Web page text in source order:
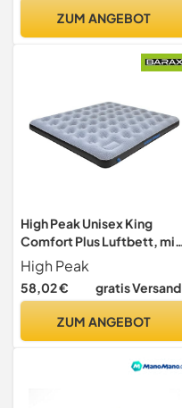
ZUM ANGEBOT
High Peak Unisex King
Comfort Plus Luftbett, mit
integrierte Fußpumpe und
Anti-Rutsch Funktion,
atmungsaktiv, robust,
und Outdoor,
High Peak
58,02 € gratis Versand
ZUM ANGEBOT